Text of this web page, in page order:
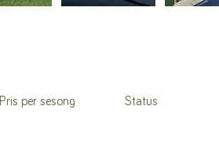
Pris per sesong Status